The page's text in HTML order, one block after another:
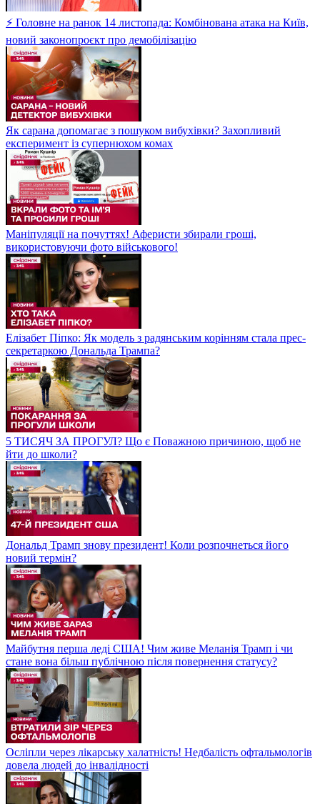
⚡ Головне на ранок 14 листопада: Комбінована атака на Київ,
новий законопроєкт про демобілізацію
Як сарана допомагає з пошуком вибухівки? Захопливий
експеримент із супернюхом комах
Маніпуляції на почуттях! Аферисти збирали гроші,
використовуючи фото військового!
Елізабет Піпко: Як модель з радянським корінням стала прес-
секретаркою Дональда Трампа?
5 ТИСЯЧ ЗА ПРОГУЛ? Що є Поважною причиною, щоб не
йти до школи?
Дональд Трамп знову президент! Коли розпочнеться його
новий термін?
Майбутня перша леді США! Чим живе Меланія Трамп і чи
стане вона більш публічною після повернення статусу?
Осліпли через лікарську халатність! Недбалість офтальмологів
довела людей до інвалідності